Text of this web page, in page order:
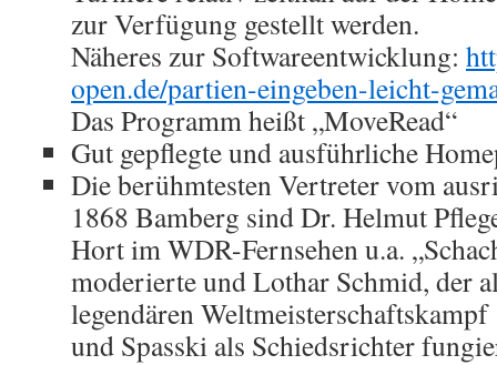
zur Verfügung gestellt werden.
Näheres zur Softwareentwicklung:
open.de/partien-eingeben-leicht-
Das Programm heißt „MoveRead“
Gut gepflegte und ausführliche
Die berühmtesten Vertreter vom
1868 Bamberg sind Dr. Helmut
Hort im WDR-Fernsehen u.a.
moderierte und Lothar Schmid, der
legendären
und Spasski als Schiedsrichter